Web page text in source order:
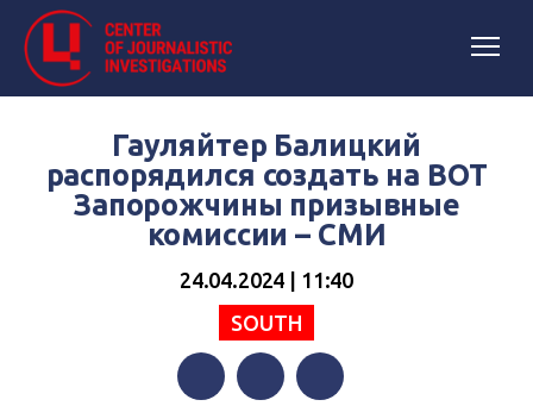
Гауляйтер Балицкий
распорядился создать на ВОТ
Запорожчины призывные
комиссии – СМИ
24.04.2024 | 11:40
SOUTH